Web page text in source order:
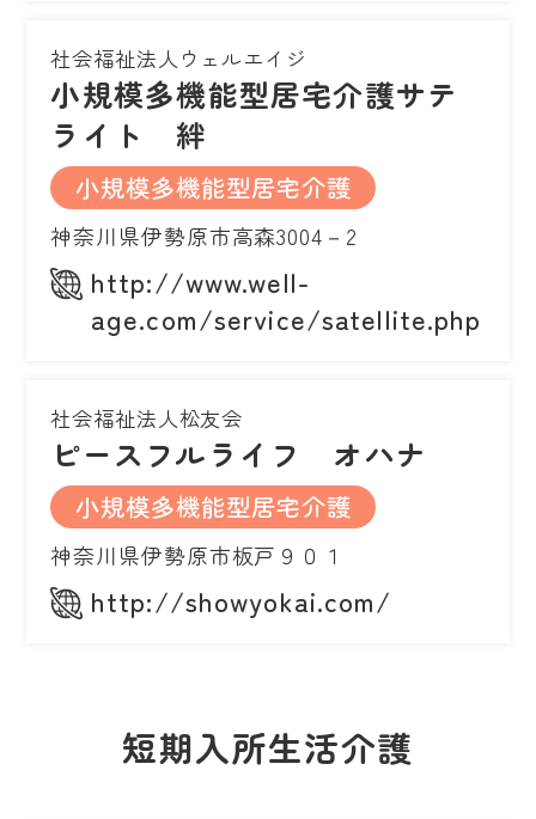
社会福祉法人ウェルエイジ
小規模多機能型居宅介護サテ
ライト 絆
小規模多機能型居宅介護
神奈川県伊勢原市高森3004－2
http://www.well-
age.com/service/satellite.php
社会福祉法人松友会
ピースフルライフ オハナ
小規模多機能型居宅介護
神奈川県伊勢原市板戸９０１
http://showyokai.com/
短期入所生活介護